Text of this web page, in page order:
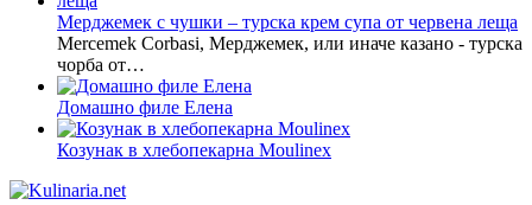
Мерджемек с чушки – турска крем супа от червена леща
Mercemek Corbasi, Мерджемек, или иначе казано - турска
чорба от…
Домашно филе Елена
Козунак в хлебопекарна Moulinex